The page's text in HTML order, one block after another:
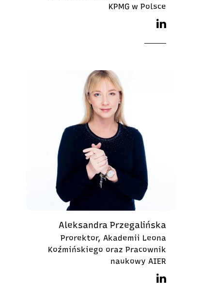
KPMG w Polsce
Aleksandra Przegalińska
Prorektor, Akademii Leona
Koźmińskiego oraz Pracownik
naukowy AIER